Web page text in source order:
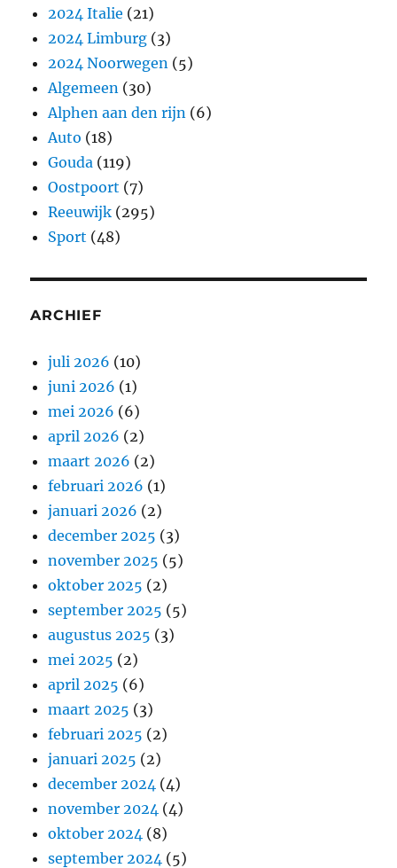
2024 Italie (21)
2024 Limburg (3)
2024 Noorwegen (5)
Algemeen (30)
Alphen aan den rijn (6)
Auto (18)
Gouda (119)
Oostpoort (7)
Reeuwijk (295)
Sport (48)
ARCHIEF
juli 2026 (10)
juni 2026 (1)
mei 2026 (6)
april 2026 (2)
maart 2026 (2)
februari 2026 (1)
januari 2026 (2)
december 2025 (3)
november 2025 (5)
oktober 2025 (2)
september 2025 (5)
augustus 2025 (3)
mei 2025 (2)
april 2025 (6)
maart 2025 (3)
februari 2025 (2)
januari 2025 (2)
december 2024 (4)
november 2024 (4)
oktober 2024 (8)
september 2024 (5)